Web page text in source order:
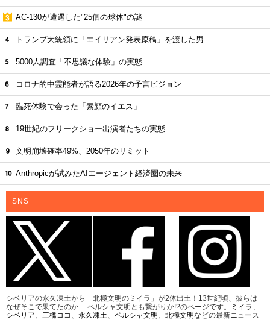
AC-130が遭遇した"25個の球体"の謎
トランプ大統領に「エイリアン発表原稿」を渡した男
5000人調査「不思議な体験」の実態
コロナ的中霊能者が語る2026年の予言ビジョン
臨死体験で会った「素顔のイエス」
19世紀のフリークショー出演者たちの実態
文明崩壊確率49%、2050年のリミット
Anthropicが試みたAIエージェント経済圏の未来
SNS
シベリアの永久凍土から「北極文明のミイラ」が2体出土！13世紀頃、彼らは
なぜそこで果てたのか… ペルシャ文明とも繋がりか!?のページです。
ミイラ 、
シベリア、 三橋ココ 、 永久凍土、 ペルシャ文明 、 北極文明などの最新ニュース